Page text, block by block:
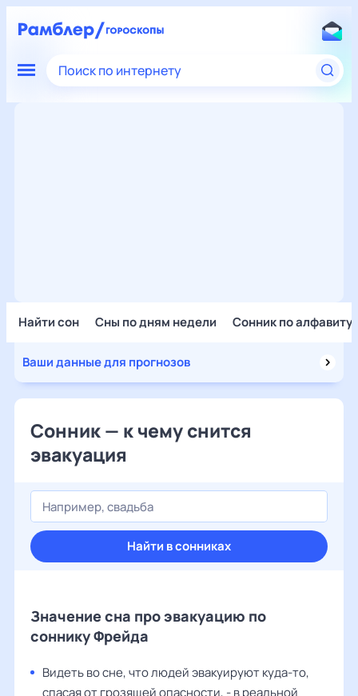
Поиск по интернету
Найти сон Сны по дням недели Сонник по алфавиту
Ваши данные для прогнозов
Сонник — к чему снится
эвакуация
Найти в сонниках
Значение сна про эвакуацию по
соннику Фрейда
Видеть во сне, что людей эвакуируют куда-то,
спасая от грозящей опасности, - в реальной